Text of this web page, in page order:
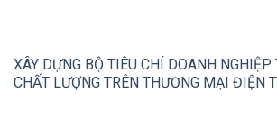
XÂY DỰNG BỘ TIÊU CHÍ DOANH
CHẤT LƯỢNG TRÊN THƯƠNG MẠI ĐIỆN